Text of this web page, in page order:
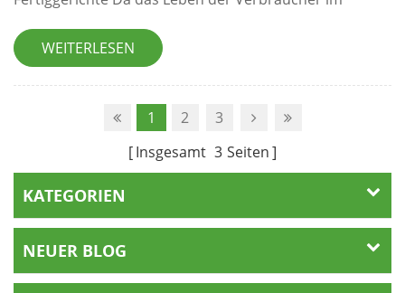
go“ verbracht wird, steigt die Nachfrage nach Einweg
Lebensmittelverpackungen zum Mitnehmen wächst
ständig. Lebensmitteldosen aus Kunststoff sind aus
gutem Grund das Grundnahrungsmittel der
WEITERLESEN
1 2
3
Insgesamt 3 Seiten
KATEGORIEN
NEUER BLOG